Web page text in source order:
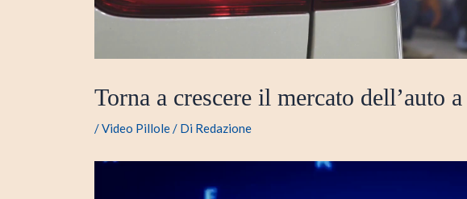
Torna a crescere il mercato dell’auto
/Video Pillole/ Di Redazione